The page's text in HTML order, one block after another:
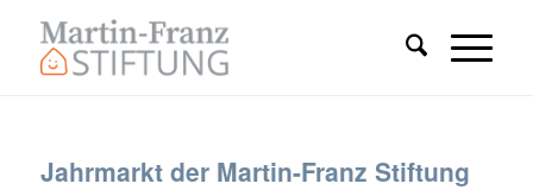
Jahrmarkt der Martin-Franz Stiftung